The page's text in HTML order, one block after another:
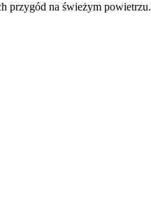
przygód na świeżym powietrzu.